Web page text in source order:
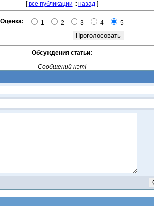
[все публикации :: назад]
Оценка: 1 2 3 4 5
Обсуждения статьи:
Сообщений нет!